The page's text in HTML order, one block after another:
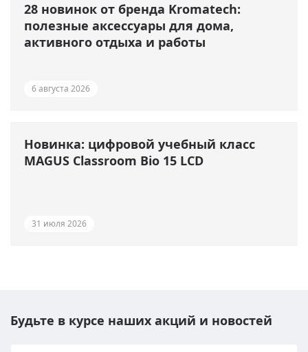
28 новинок от бренда Kromatech:
полезные аксессуары для дома,
активного отдыха и работы
6 августа 2026
Новинка: цифровой учебный класс
MAGUS Classroom Bio 15 LCD
31 июля 2026
Будьте в курсе наших акций и новостей